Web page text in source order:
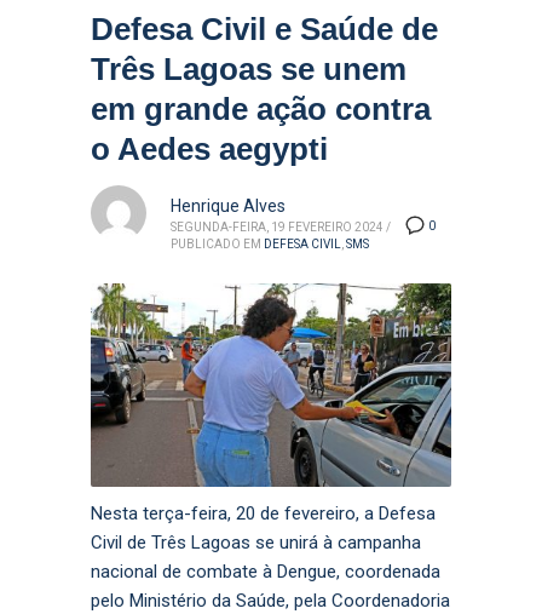
Defesa Civil e Saúde de
Três Lagoas se unem
em grande ação contra
o Aedes aegypti
0
Henrique Alves
SEGUNDA-FEIRA, 19 FEVEREIRO 2024 /
PUBLICADO EM DEFESA CIVIL SMS
Nesta terça-feira, 20 de fevereiro, a Defesa
Civil de Três Lagoas se unirá à campanha
nacional de combate à Dengue, coordenada
pelo Ministério da Saúde, pela Coordenadoria